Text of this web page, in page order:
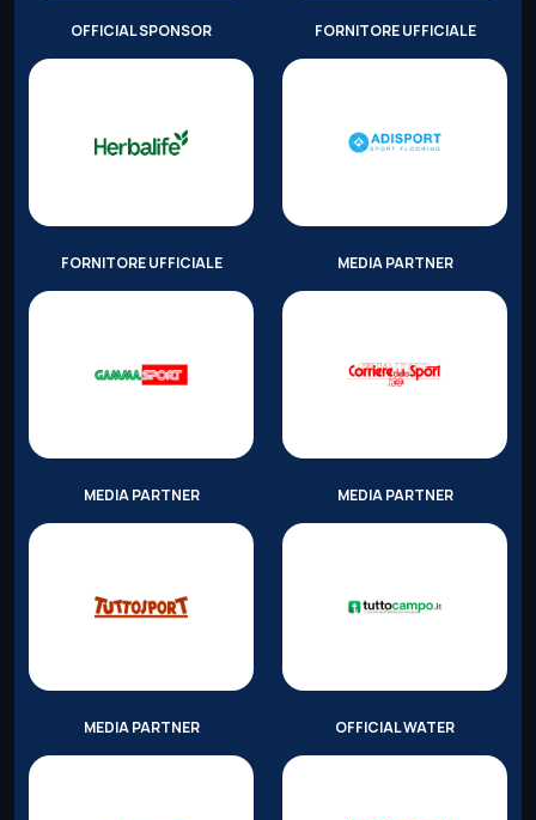
OFFICIAL SPONSOR FORNITORE UFFICIALE
FORNITORE UFFICIALE MEDIA PARTNER
MEDIA PARTNER MEDIA PARTNER
MEDIA PARTNER OFFICIAL WATER